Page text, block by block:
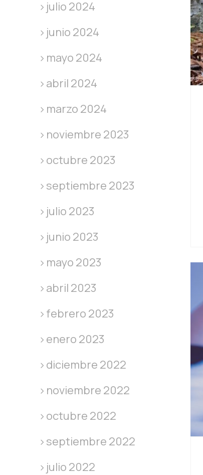
julio 2024
junio 2024
mayo 2024
abril 2024
marzo 2024
noviembre 2023
octubre 2023
septiembre 2023
julio 2023
junio 2023
mayo 2023
abril 2023
febrero 2023
enero 2023
diciembre 2022
noviembre 2022
octubre 2022
septiembre 2022
julio 2022